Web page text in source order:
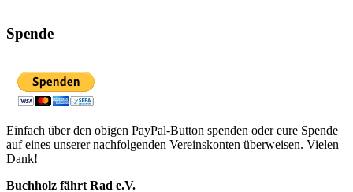
Spende
Einfach über den obigen PayPal-Button spenden oder eure Spende
auf eines unserer nachfolgenden Vereinskonten überweisen. Vielen
Dank!
Buchholz fährt Rad e.V.